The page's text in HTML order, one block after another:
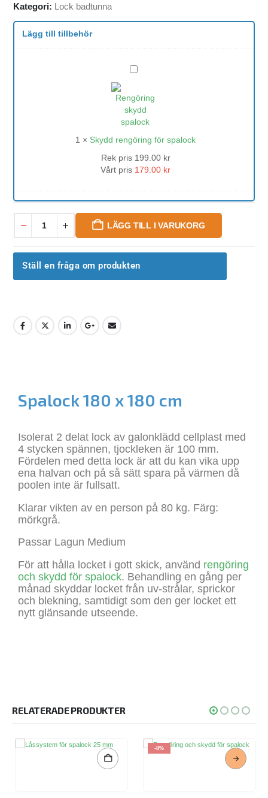
Kategori: Lock badtunna
Lägg till tillbehör
Skydd
för
spalock
1 × Skydd rengöring för spalock
Rek pris 199.00 kr
Vårt pris 179.00 kr
LÄGG TILL I VARUKORG
Ställ en fråga om produkten
Spalock 180 x 180 cm
Isolerat 2 delat lock av galonklädd cellplast med
4 stycken spännen, tjockleken är 100 mm.
Fördelen med detta lock är att du kan vika upp
ena halvan och på så sätt spara på värmen då
poolen inte är fullsatt.
Klarar vikten av en person på 80 kg. Färg:
mörkgrå.
Passar Lagun Medium
För att hålla locket i gott skick, använd rengöring
och skydd för spalock. Behandling en gång per
månad skyddar locket från uv-strålar, sprickor
och blekning, samtidigt som den ger locket ett
nytt glänsande utseende.
RELATERADE PRODUKTER
-8%